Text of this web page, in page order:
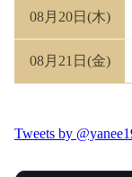
08月20日(木)
08月21日(金)
Tweets by